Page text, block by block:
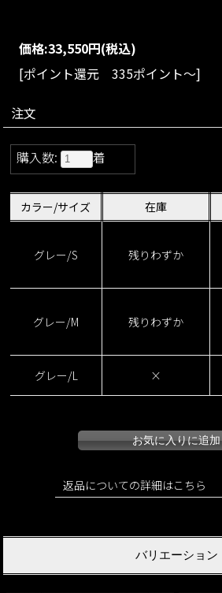
価格:33,550円(税込)
[ポイント還元 335ポイント～]
注文
購入数: 着
カラー/サイズ 在庫
グレー/S 残りわずか
グレー/M 残りわずか
グレー/L ×
返品についての詳細はこちら
バリエーション